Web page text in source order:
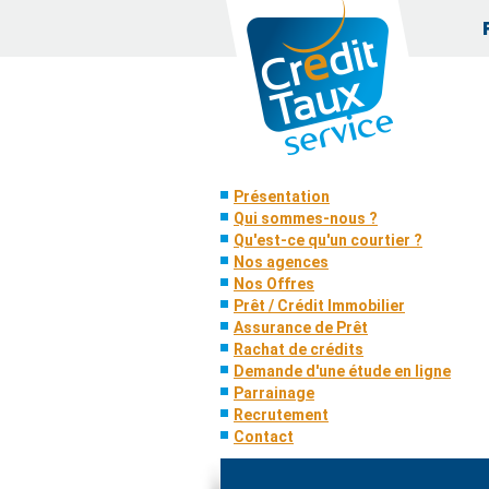
Présentation
Qui sommes-nous ?
Qu'est-ce qu'un courtier ?
Nos agences
Nos Offres
Prêt / Crédit Immobilier
Assurance de Prêt
Rachat de crédits
Demande d'une étude en ligne
Parrainage
Recrutement
Contact